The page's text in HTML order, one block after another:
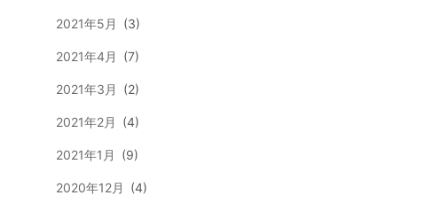
2021年5月 (3)
2021年4月 (7)
2021年3月 (2)
2021年2月 (4)
2021年1月 (9)
2020年12月 (4)